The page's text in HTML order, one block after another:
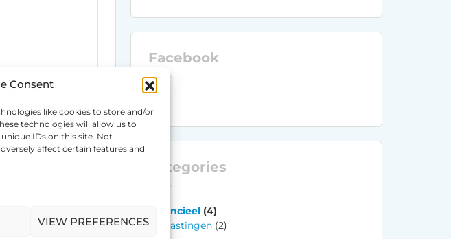
Consent
like cookies to store and/or
technologies will allow us to
IDs on this site. Not
affect certain features and
VIEW PREFERENCES
Facebook
Categories
Financieel(4)
Belastingen(2)